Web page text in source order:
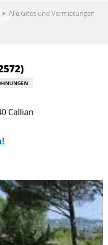
Alle Gites und Vermietungen
Callian